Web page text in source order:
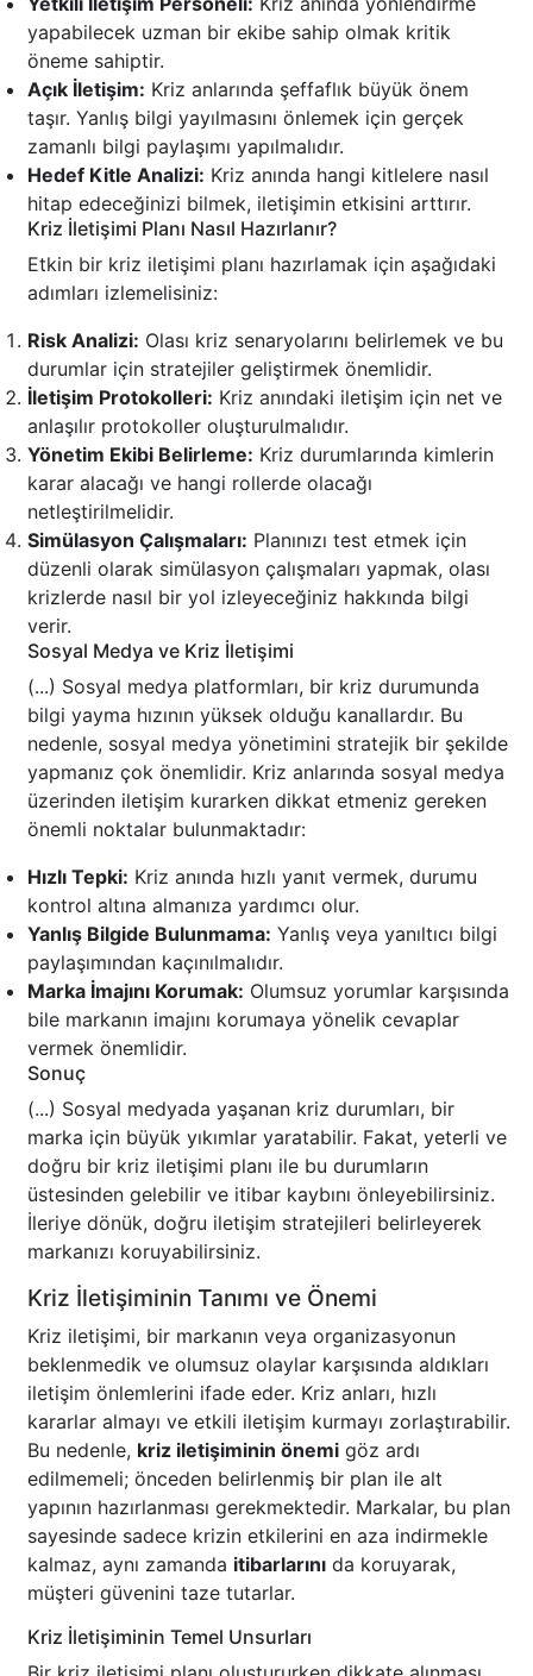
yapabilecek uzman bir ekibe sahip olmak kritik
öneme sahiptir.
Açık İletişim: Kriz anlarında şeffaflık büyük önem
taşır. Yanlış bilgi yayılmasını önlemek için gerçek
zamanlı bilgi paylaşımı yapılmalıdır.
Hedef Kitle Analizi: Kriz anında hangi kitlelere nasıl
hitap edeceğinizi bilmek, iletişimin etkisini arttırır.
Kriz İletişimi Planı Nasıl Hazırlanır?
Etkin bir kriz iletişimi planı hazırlamak için aşağıdaki
adımları izlemelisiniz:
Risk Analizi: Olası kriz senaryolarını belirlemek ve bu
durumlar için stratejiler geliştirmek önemlidir.
İletişim Protokolleri: Kriz anındaki iletişim için net ve
anlaşılır protokoller oluşturulmalıdır.
Yönetim Ekibi Belirleme: Kriz durumlarında kimlerin
karar alacağı ve hangi rollerde olacağı
netleştirilmelidir.
Simülasyon Çalışmaları: Planınızı test etmek için
düzenli olarak simülasyon çalışmaları yapmak, olası
krizlerde nasıl bir yol izleyeceğiniz hakkında bilgi
verir.
Sosyal Medya ve Kriz İletişimi
(...) Sosyal medya platformları, bir kriz durumunda
bilgi yayma hızının yüksek olduğu kanallardır. Bu
nedenle, sosyal medya yönetimini stratejik bir şekilde
yapmanız çok önemlidir. Kriz anlarında sosyal medya
üzerinden iletişim kurarken dikkat etmeniz gereken
önemli noktalar bulunmaktadır:
Hızlı Tepki: Kriz anında hızlı yanıt vermek, durumu
kontrol altına almanıza yardımcı olur.
Yanlış Bilgide Bulunmama: Yanlış veya yanıltıcı bilgi
paylaşımından kaçınılmalıdır.
Marka İmajını Korumak: Olumsuz yorumlar karşısında
bile markanın imajını korumaya yönelik cevaplar
vermek önemlidir.
Sonuç
(...) Sosyal medyada yaşanan kriz durumları, bir
marka için büyük yıkımlar yaratabilir. Fakat, yeterli ve
doğru bir kriz iletişimi planı ile bu durumların
üstesinden gelebilir ve itibar kaybını önleyebilirsiniz.
İleriye dönük, doğru iletişim stratejileri belirleyerek
markanızı koruyabilirsiniz.
Kriz İletişiminin Tanımı ve Önemi
Kriz iletişimi, bir markanın veya organizasyonun
beklenmedik ve olumsuz olaylar karşısında aldıkları
iletişim önlemlerini ifade eder. Kriz anları, hızlı
kararlar almayı ve etkili iletişim kurmayı zorlaştırabilir.
Bu nedenle, kriz iletişiminin önemi göz ardı
edilmemeli; önceden belirlenmiş bir plan ile alt
yapının hazırlanması gerekmektedir. Markalar, bu plan
sayesinde sadece krizin etkilerini en aza indirmekle
kalmaz, aynı zamanda itibarlarını da koruyarak,
müşteri güvenini taze tutarlar.
Kriz İletişiminin Temel Unsurları